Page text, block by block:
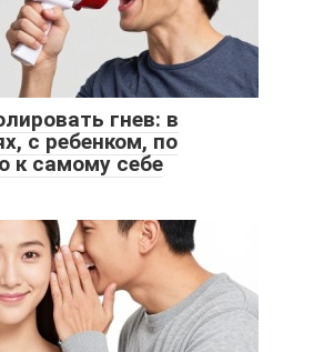
гнев: в
с ребенком, по
к самому себе